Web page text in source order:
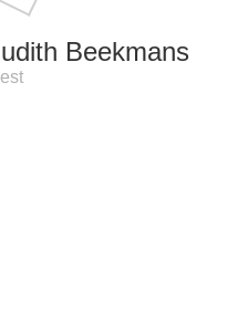
Beekmans